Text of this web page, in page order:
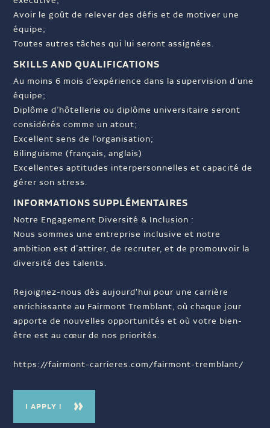
Avoir le goût de relever des défis et de motiver une
équipe;
Toutes autres tâches qui lui seront assignées.
SKILLS AND QUALIFICATIONS
Au moins 6 mois d’expérience dans la supervision d’une
équipe;
Diplôme d’hôtellerie ou diplôme universitaire seront
considérés comme un atout;
Excellent sens de l’organisation;
Bilinguisme (français, anglais)
Excellentes aptitudes interpersonnelles et capacité de
gérer son stress.
INFORMATIONS SUPPLÉMENTAIRES
Notre Engagement Diversité & Inclusion :
Nous sommes une entreprise inclusive et notre
ambition est d’attirer, de recruter, et de promouvoir la
diversité des talents.
Rejoignez-nous dès aujourd'hui pour une carrière
enrichissante au Fairmont Tremblant, où chaque jour
apporte de nouvelles opportunités et où votre bien-
être est au cœur de nos priorités.
https://fairmont-carrieres.com/fairmont-tremblant/
I APPLY !